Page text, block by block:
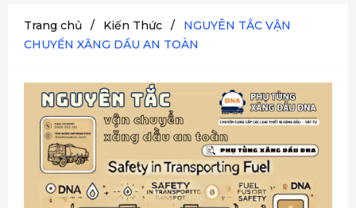
Trang chủ / Kiến Thức /
NGUYÊN TẮC VẬN
CHUYỂN XĂNG DẦU AN TOÀN